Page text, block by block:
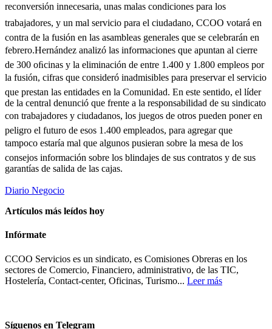
reconversión innecesaria, unas malas condiciones para los
trabajadores, y un mal servicio para el ciudadano, CCOO votará en
contra de la fusión en las asambleas generales que se celebrarán en
febrero.Hernández analizó las informaciones que apuntan al cierre
de 300 oﬁcinas y la eliminación de entre 1.400 y 1.800 empleos por
la fusión, cifras que consideró inadmisibles para preservar el servicio
que prestan las entidades en la Comunidad. En este sentido, el líder
de la central denunció que frente a la responsabilidad de su sindicato
con trabajadores y ciudadanos, los juegos de otros pueden poner en
peligro el futuro de esos 1.400 empleados, para agregar que
tampoco estaría mal que algunos pusieran sobre la mesa de los
consejos información sobre los blindajes de sus contratos y de sus
garantías de salida de las cajas.
Diario Negocio
Artículos más leídos hoy
Infórmate
CCOO Servicios es un sindicato, es Comisiones Obreras en los
sectores de Comercio, Financiero, administrativo, de las TIC,
Hostelería, Contact-center, Oficinas, Turismo... Leer más
Síguenos en Telegram